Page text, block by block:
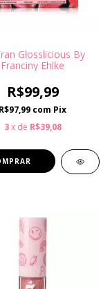
Glosslicious By
Franciny Ehlke
R$99,99
R$97,99 com Pix
3 x de R$39,08